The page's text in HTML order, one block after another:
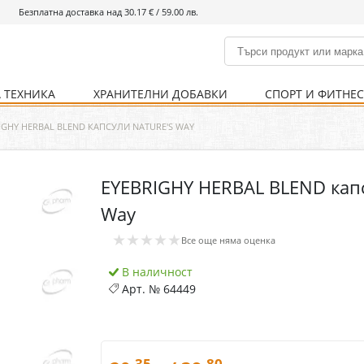
Безплатна доставка над 30.17 € / 59.00 лв.
% Хранителни добавки % Спорт и фитнес
Болно гърло Ваксини
Кости и стави Нервна система
Храносмилателна
Инхалатори Термометри
ХРАНИТЕЛНИ ДОБАВКИ
Кости и стави Нервна система
СПОРТ И ФИТНЕС
Храни и напитки Уреди и аксесоари
Детска козметика Козметика за мъже
Уреди Хранене
Хигиена на тялото Предпазни стредства
HERBAL BLEND КАПСУЛИ NATURE'S WAY
EYEBRIGHY HERBAL BLEND
Way
★★★★★ Все още няма оценка
В наличност
Арт. №64449